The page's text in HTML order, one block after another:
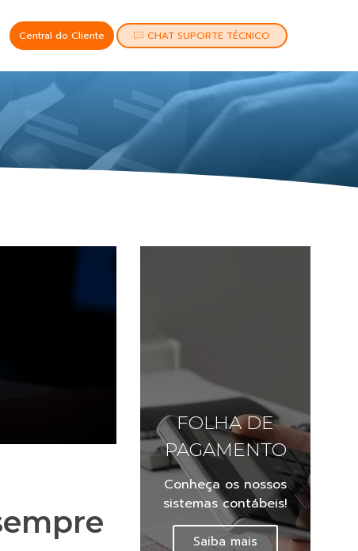
Central do Cliente CHAT SUPORTE TÉCNICO
FOLHA DE
PAGAMENTO
Conheça os nossos
sistemas contábeis!
Saiba mais